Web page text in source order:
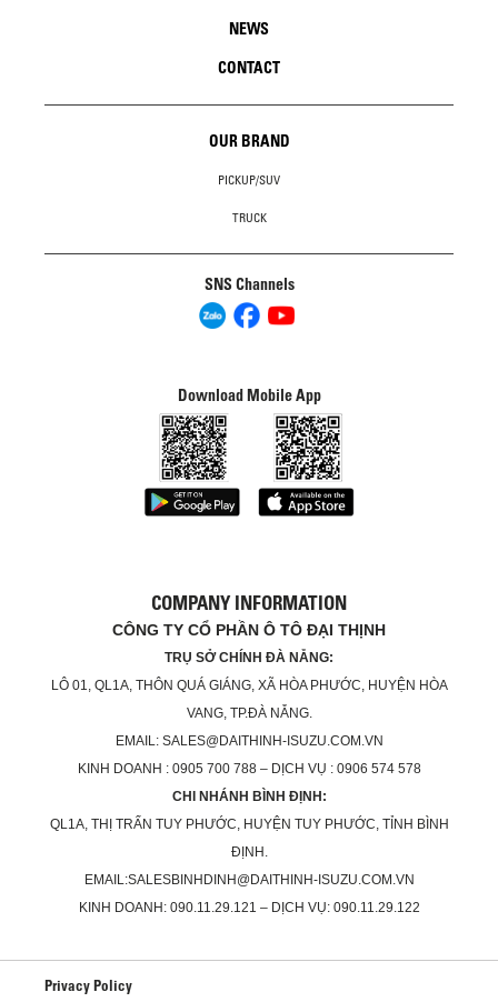
NEWS
CONTACT
OUR BRAND
PICKUP/SUV
TRUCK
SNS Channels
Download Mobile App
COMPANY INFORMATION
CÔNG TY CỔ PHẦN Ô TÔ ĐẠI THỊNH
TRỤ SỞ CHÍNH ĐÀ NẴNG:
LÔ 01, QL1A, THÔN QUÁ GIÁNG, XÃ HÒA PHƯỚC, HUYỆN HÒA
VANG, TP.ĐÀ NẴNG.
EMAIL: SALES@DAITHINH-ISUZU.COM.VN
KINH DOANH : 0905 700 788 – DỊCH VỤ : 0906 574 578
CHI NHÁNH BÌNH ĐỊNH:
QL1A, THỊ TRẤN TUY PHƯỚC, HUYỆN TUY PHƯỚC, TỈNH BÌNH
ĐỊNH.
EMAIL:SALESBINHDINH@DAITHINH-ISUZU.COM.VN
KINH DOANH: 090.11.29.121 – DỊCH VỤ: 090.11.29.122
Privacy Policy